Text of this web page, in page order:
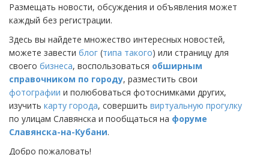
Размещать новости, обсуждения и объявления может
каждый без регистрации.
Здесь вы найдете множество интересных новостей,
можете завести блог (типа такого) или страницу для
своего бизнеса, воспользоваться обширным
справочником по городу, разместить свои
фотографии и полюбоваться фотоснимками других,
изучить карту города, совершить виртуальную прогулку
по улицам Славянска и пообщаться на форуме
Славянска-на-Кубани.
Добро пожаловать!